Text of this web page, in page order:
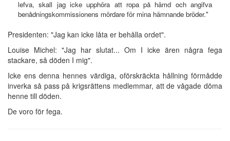
lefva, skall jag icke upphöra att ropa på hämd och angifva
benådningskommissionens mördare för mina hämnande bröder."
Presidenten: "Jag kan icke låta er behålla ordet".
Louise Michel: "Jag har slutat... Om I icke ären några fega
stackare, så döden I mig".
Icke ens denna hennes värdiga, oförskräckta hållning förmådde
inverka så pass på krigsrättens medlemmar, att de vågade döma
henne till döden.
De voro för fega.